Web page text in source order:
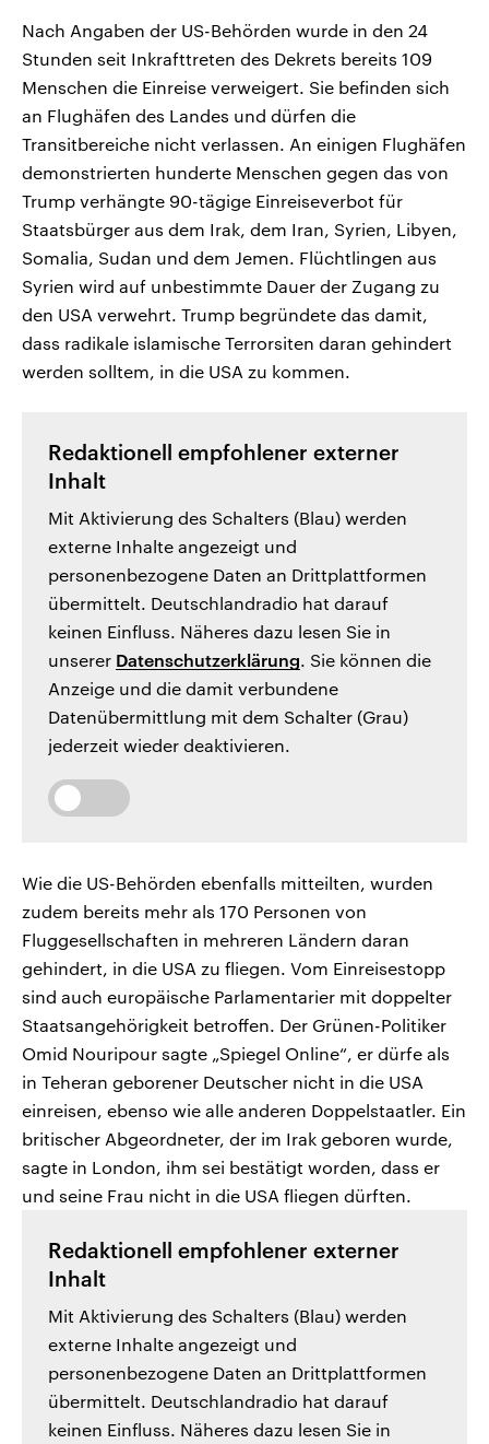
Nach Angaben der US-Behörden wurde in den 24
Stunden seit Inkrafttreten des Dekrets bereits 109
Menschen die Einreise verweigert. Sie befinden sich
an Flughäfen des Landes und dürfen die
Transitbereiche nicht verlassen. An einigen Flughäfen
demonstrierten hunderte Menschen gegen das von
Trump verhängte 90-tägige Einreiseverbot für
Staatsbürger aus dem Irak, dem Iran, Syrien, Libyen,
Somalia, Sudan und dem Jemen. Flüchtlingen aus
Syrien wird auf unbestimmte Dauer der Zugang zu
den USA verwehrt. Trump begründete das damit,
dass radikale islamische Terrorsiten daran gehindert
werden solltem, in die USA zu kommen.
Redaktionell empfohlener externer
Inhalt
Mit Aktivierung des Schalters (Blau) werden
externe Inhalte angezeigt und
personenbezogene Daten an Drittplattformen
übermittelt. Deutschlandradio hat darauf
keinen Einfluss. Näheres dazu lesen Sie in
unserer Datenschutzerklärung. Sie können die
Anzeige und die damit verbundene
Datenübermittlung mit dem Schalter (Grau)
jederzeit wieder deaktivieren.
Wie die US-Behörden ebenfalls mitteilten, wurden
zudem bereits mehr als 170 Personen von
Fluggesellschaften in mehreren Ländern daran
gehindert, in die USA zu fliegen. Vom Einreisestopp
sind auch europäische Parlamentarier mit doppelter
Staatsangehörigkeit betroffen. Der Grünen-Politiker
Omid Nouripour sagte „Spiegel Online“, er dürfe als
in Teheran geborener Deutscher nicht in die USA
einreisen, ebenso wie alle anderen Doppelstaatler. Ein
britischer Abgeordneter, der im Irak geboren wurde,
sagte in London, ihm sei bestätigt worden, dass er
und seine Frau nicht in die USA fliegen dürften.
Redaktionell empfohlener externer
Inhalt
Mit Aktivierung des Schalters (Blau) werden
externe Inhalte angezeigt und
personenbezogene Daten an Drittplattformen
übermittelt. Deutschlandradio hat darauf
keinen Einfluss. Näheres dazu lesen Sie in